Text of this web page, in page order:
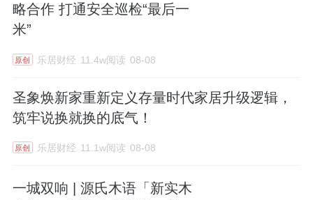
略合作 打通安全巡检“最后一
米”
原创 乐居财经 11.4w阅读 08-08
圣象焕新家重新定义存量时代家居升级逻辑，
筑牢说换就换的底气！
原创 乐居财经 11.1w阅读 08-08
一城双响 | 源氏木语「新实木